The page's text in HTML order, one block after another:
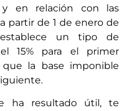
en relación con las
partir de 1 de enero de
un tipo de
15% para el primer
la base imponible
ha resultado útil, te